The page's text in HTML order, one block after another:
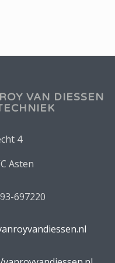
VAN DIESSEN
4
Asten
697220